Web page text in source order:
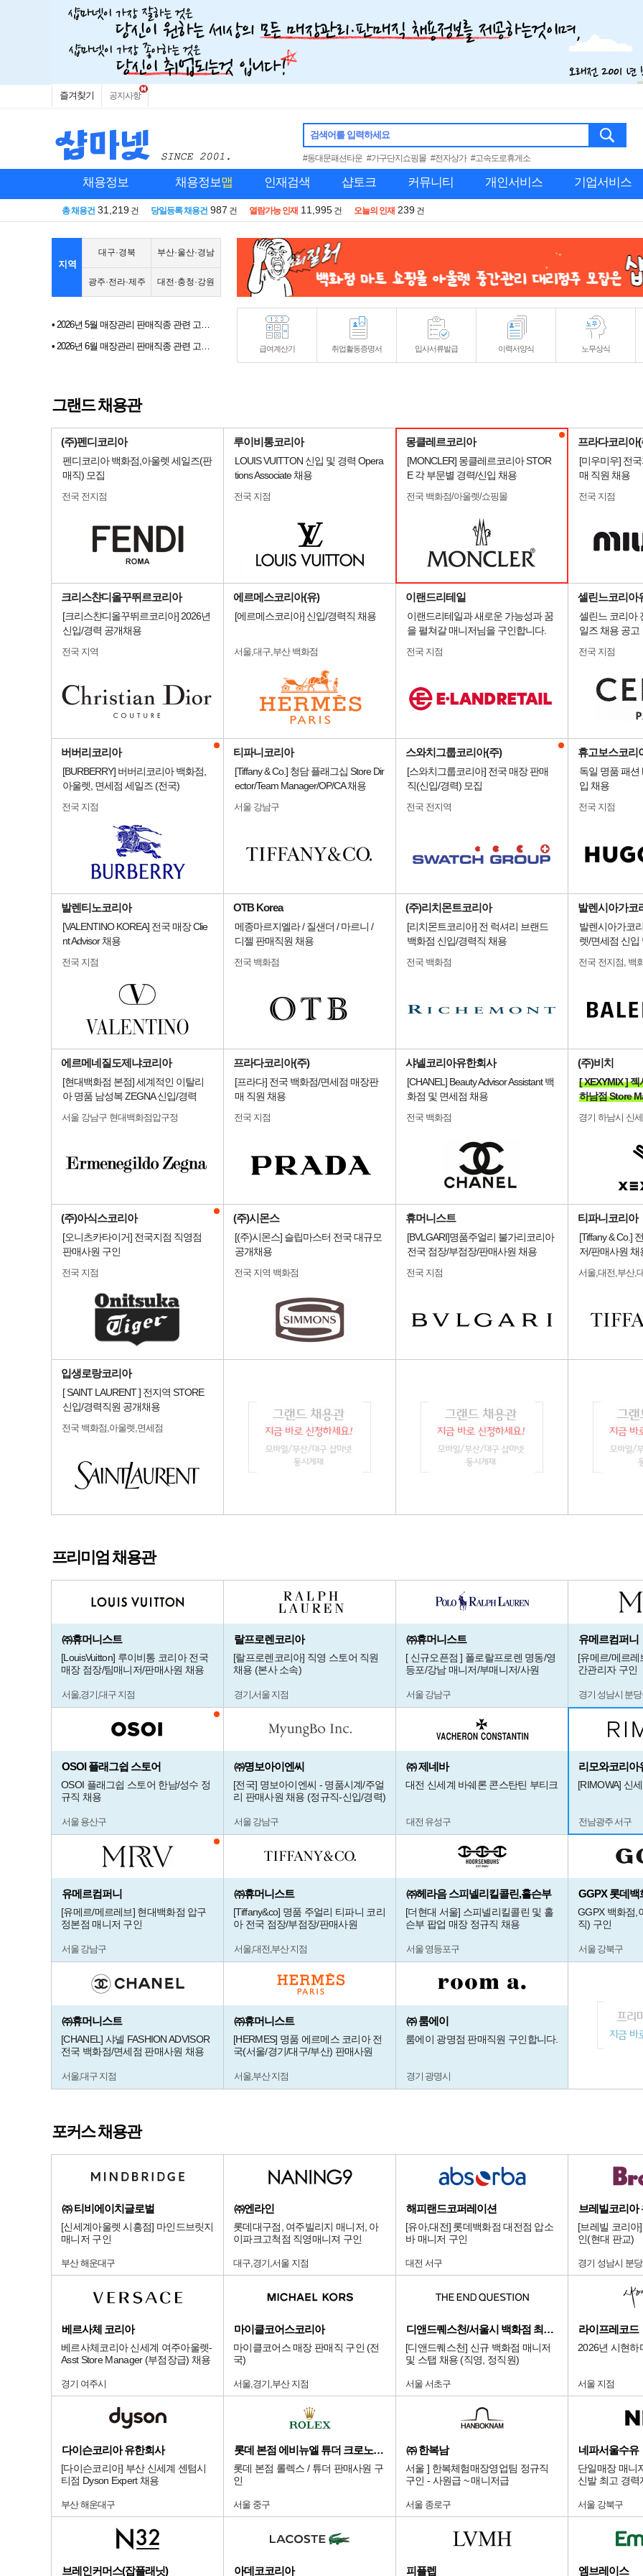
즐겨찾기 공지사항
검색어를 입력하세요
#동대문패션타운 #가구단지쇼핑몰 #전자상가 #고속도로휴게소
채용정보 채용정보맵 인재검색 샵토크 커뮤니티 개인서비스 기업서비스
총 채용건 31,219 건 당일등록 채용건 987 건 열람가능 인재 11,995 건 오늘의 인재 239 건
지역
대구·경북
광주·전라·제주
부산·울산·경남
대전·충청·강원
• 2026년 5월 매장관리 판매직종 관련 고용동향
• 2026년 6월 매장관리 판매직종 관련 고용동향
급여계산기 취업활동증명서 입사서류발급 이력서양식 노무상식
그랜드 채용관
(주)펜디코리아
펜디코리아 백화점,아울렛 세일즈(판
매직) 모집
전국 전지점
루이비통코리아
LOUIS VUITTON 신입 및 경력 Opera
tions Associate 채용
전국 지점
몽클레르코리아
[MONCLER] 몽클레르코리아 STOR
E 각 부문별 경력/신입 채용
전국 백화점/아울렛/쇼핑몰
프라다코리아(
[미우미우] 전
매 직원 채용
전국 지점
크리스챤디올꾸뛰르코리아
[크리스챤디올꾸뛰르코리아] 2026년
신입/경력 공개채용
전국 지역
에르메스코리아(유)
[에르메스코리아] 신입/경력직 채용
서울,대구,부산 백화점
이랜드리테일
이랜드리테일과 새로운 가능성과 꿈
을 펼쳐갈 매니저님을 구인합니다.
전국 지점
셀린느코리아
셀린느 코리아
일즈 채용 공고
전국 지점
버버리코리아
[BURBERRY] 버버리코리아 백화점,
아울렛, 면세점 세일즈 (전국)
전국 지점
티파니코리아
[Tiffany & Co.] 청담 플래그십 Store Dir
ector/Team Manager/OP/CA 채용
서울 강남구
스와치그룹코리아(주)
[스와치그룹코리아] 전국 매장 판매
직(신입/경력) 모집
전국 전지역
휴고보스코리
독일 명품 패션
입 채용
전국 지점
발렌티노코리아
[VALENTINO KOREA] 전국 매장 Clie
nt Advisor 채용
전국 지점
OTB Korea
메종마르지엘라 / 질샌더 / 마르니 /
디젤 판매직원 채용
전국 백화점
(주)리치몬트코리아
[리치몬트코리아] 전 럭셔리 브랜드
백화점 신입/경력직 채용
전국 백화점
발렌시아가코
발렌시아가코
렛/면세점 신입
전국 전지점, 백
에르메네질도제냐코리아
[현대백화점 본점] 세계적인 이탈리
아 명품 남성복 ZEGNA 신입/경력
서울 강남구 현대백화점압구정
프라다코리아(주)
[프라다] 전국 백화점/면세점 매장판
매 직원 채용
전국 지점
샤넬코리아유한회사
[CHANEL] Beauty Advisor Assistant 백
화점 및 면세점 채용
전국 백화점
(주)비치
[ XEXYMIX ]
하남점 Store
경기 하남시 신
(주)아식스코리아
[오니츠카타이거] 전국지점 직영점
판매사원 구인
전국 지점
(주)시몬스
[(주)시몬스] 슬립마스터 전국 대규모
공개채용
전국 지역 백화점
휴머니스트
[BVLGARI]명품주얼리 불가리코리아
전국 점장/부점장/판매사원 채용
전국 지점
티파니코리아
[Tiffany & Co.]
저/판매사원 채
서울,대전,부산,
입생로랑코리아
[ SAINT LAURENT ] 전지역 STORE
신입/경력직원 공개채용
전국 백화점,아울렛,면세점
프리미엄 채용관
㈜휴머니스트
[LouisVuitton] 루이비통 코리아 전국
매장 점장/팀매니저/판매사원 채용
서울,경기,대구 지점
랄프로렌코리아
[랄프로렌코리아] 직영 스토어 직원
채용 (본사 소속)
경기,서울 지점
㈜휴머니스트
[ 신규오픈점 ] 폴로랄프로렌 명동/영
등포/강남 매니저/부매니저/사원
서울 강남구
유메르컴퍼니
[유메르/메르
간관리자 구인
경기 성남시 분
OSOI 플래그쉽 스토어
OSOI 플래그쉽 스토어 한남/성수 정
규직 채용
서울 용산구
㈜명보아이엔씨
[전국] 명보아이엔씨 - 명품시계/주얼
리 판매사원 채용 (정규직-신입/경력)
서울 강남구
㈜ 제네바
대전 신세계 바쉐론 콘스탄틴 부티크
대전 유성구
리모와코리아
[RIMOWA] 신
전남광주 서구
유메르컴퍼니
[유메르/메르레브] 현대백화점 압구
정본점 매니저 구인
서울 강남구
㈜휴머니스트
[Tiffany&co] 명품 주얼리 티파니 코리
아 전국 점장/부점장/판매사원
서울,대전,부산 지점
㈜헤라음 스피넬리킬콜린,홀슨부
[더현대 서울] 스피넬리킬콜린 및 홀
슨부 팝업 매장 정규직 채용
서울 영등포구
GGPX 롯데백
GGPX 백화점,
직) 구인
서울 강북구
㈜휴머니스트
[CHANEL] 샤넬 FASHION ADVISOR
전국 백화점/면세점 판매사원 채용
서울,대구 지점
㈜휴머니스트
[HERMES] 명품 에르메스 코리아 전
국(서울/경기/대구/부산) 판매사원
서울,부산 지점
㈜ 룸에이
룸에이 광명점 판매직원 구인합니다.
경기 광명시
포커스 채용관
㈜ 티비에이치글로벌
[신세계아울렛 시흥점] 마인드브릿지
매니저 구인
부산 해운대구
㈜엔라인
롯데대구점, 여주빌리지 매니저, 아
이파크고척점 직영매니져 구인
대구,경기,서울 지점
해피랜드코퍼레이션
[유아,대전] 롯데백화점 대전점 압소
바 매니저 구인
대전 서구
브레빌코리아
[브레빌 코리
인(현대 판교)
경기 성남시 분
베르사체 코리아
베르사체코리아 신세계 여주아울렛-
Asst Store Manager (부점장급) 채용
경기 여주시
마이클코어스코리아
마이클코어스 매장 판매직 구인 (전
국)
서울,경기,부산 지점
디앤드퀘스천/서울시 백화점 최상급 점
[디앤드퀘스천] 신규 백화점 매니저
및 스탭 채용 (직영, 정직원)
서울 서초구
라이프레코드
2026년 시현하
서울 지점
다이슨코리아 유한회사
[다이슨코리아] 부산 신세계 센텀시
티점 Dyson Expert 채용
부산 해운대구
롯데 본점 에비뉴엘 튜더 크로노다임
롯데 본점 롤렉스 / 튜더 판매사원 구
인
서울 중구
㈜ 한복남
서울 ] 한복체험매장영업팀 정규직
구인 - 사원급 ~ 매니저급
서울 종로구
네파서울수유
단일매장 매니
신발 최고 경
서울 강북구
브레인커머스(잡플래닛) 아데코코리아 피플렙 엠브레이스